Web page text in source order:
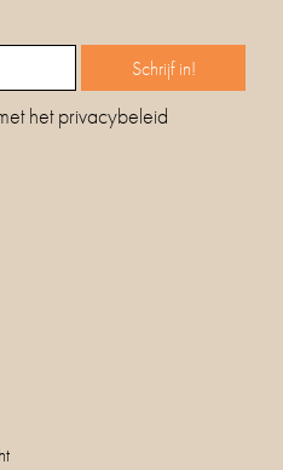
het privacybeleid